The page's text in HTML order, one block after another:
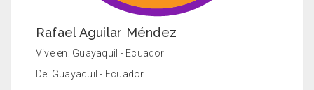
Rafael Aguilar Méndez
Vive en: Guayaquil - Ecuador
De: Guayaquil - Ecuador